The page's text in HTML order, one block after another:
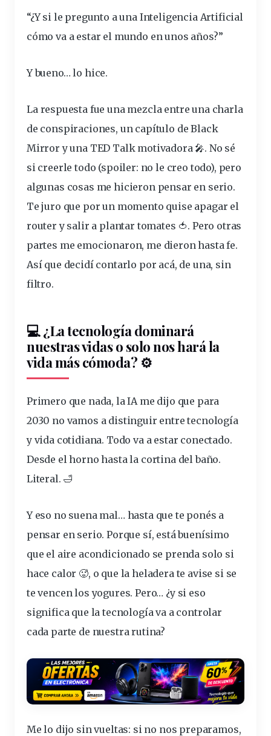
“¿Y si le pregunto a una Inteligencia Artificial
cómo va a estar el mundo en unos años?”
Y bueno… lo hice.
La respuesta fue una mezcla entre una charla
de conspiraciones, un capítulo de Black
Mirror y una TED Talk motivadora 🎤. No sé
si creerle todo (spoiler: no le creo todo), pero
algunas cosas me hicieron pensar en serio.
Te juro que por un momento quise apagar el
router y salir a plantar tomates 🍅. Pero otras
partes me emocionaron, me dieron hasta fe.
Así que decidí contarlo por acá, de una, sin
filtro.
💻 ¿Latecnología dominará
nuestras vidas o solo nos hará la
vidamás cómoda? ⚙️
Primero que nada, la IA me dijo que para
2030 no vamos a distinguir entre tecnología
y vida cotidiana. Todo va a estar conectado.
Desde el horno hasta la cortina del baño.
Literal. 🛁
Y eso no suena mal… hasta que te ponés a
pensar en serio. Porque sí, está buenísimo
que el aire acondicionado se prenda solo si
hace calor 🥵, o que la heladera te avise si se
te vencen los yogures. Pero… ¿y si eso
significa que la tecnología va a controlar
cada parte de nuestra rutina?
Me lo dijo sinvueltas: si no nos preparamos,